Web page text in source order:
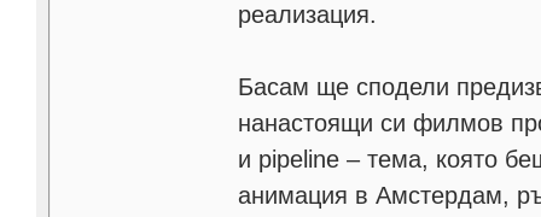
реализация.
Басам ще сподели
нанастоящи си филмов
и pipeline – тема, която
анимация в Амстердам,